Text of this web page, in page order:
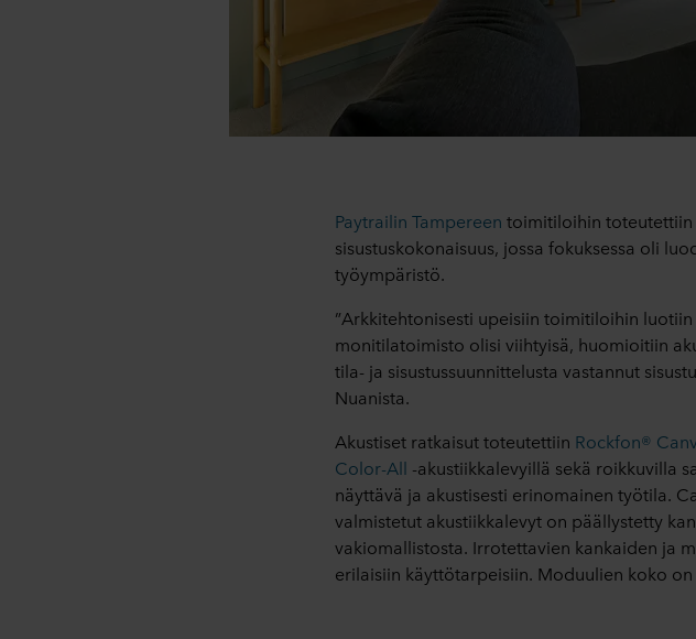
Paytrailin Tampereen toimitiloihin toteutettiin
sisustuskokonaisuus, jossa fokuksessa oli
työympäristö.
”Arkkitehtonisesti upeisiin toimitiloihin
monitilatoimisto olisi viihtyisä, huomioitiin
tila- ja sisustussuunnittelusta vastannut
Nuanista.
Akustiset ratkaisut toteutettiin Rockfon®
Color-All -akustiikkalevyillä sekä roikkuvilla
näyttävä ja akustisesti erinomainen työtila.
valmistetut akustiikkalevyt on päällystetty
vakiomallistosta. Irrotettavien kankaiden ja
erilaisiin käyttötarpeisiin. Moduulien koko